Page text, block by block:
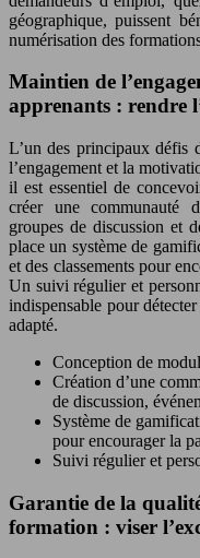
géographique, puissent
numérisation des
Maintien de
apprenants : rendre
L’un des principaux défis
l’engagement et la
il est essentiel de
créer une communauté
groupes de discussion et
place un système de
et des classements pour
Un suivi régulier et
indispensable pour
adapté.
Conception de
Création d’une
de discussion,
Système de
pour encourager la
Suivi régulier et
Garantie de la
formation : viser